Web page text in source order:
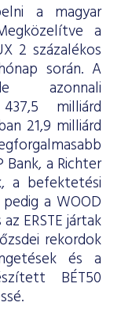
a magyar
a
2 százalékos
során. A
azonnali
milliárd
21,9 milliárd
a Richter
a befektetési
a WOOD
ERSTE jártak
rekordok
és a
BÉT50